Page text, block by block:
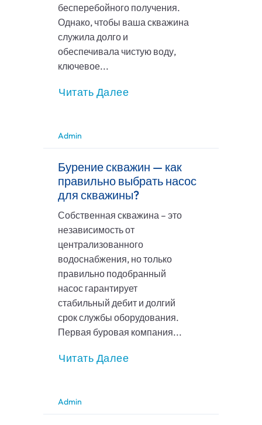
бесперебойного получения.
Однако, чтобы ваша скважина
служила долго и
обеспечивала чистую воду,
ключевое...
Читать Далее
Admin
Бурение скважин — как
правильно выбрать насос
для скважины?
Собственная скважина – это
независимость от
централизованного
водоснабжения, но только
правильно подобранный
насос гарантирует
стабильный дебит и долгий
срок службы оборудования.
Первая буровая компания...
Читать Далее
Admin